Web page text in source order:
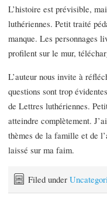
L’histoire est prévisible,
luthériennes. Petit traité
manque. Les personnages
profilent sur le mur,
L’auteur nous invite à
questions sont trop
de Lettres luthériennes.
atteindre complètement.
thèmes de la famille et de
laissé sur ma faim.
Filed under